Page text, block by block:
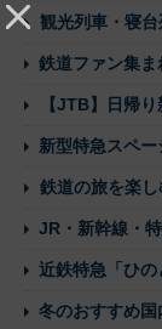
観光列車・寝
鉄道ファン集
【JTB】日帰
新型特急スペ
鉄道の旅を楽し
JR・新幹線・
近鉄特急「ひの
冬のおすすめ国